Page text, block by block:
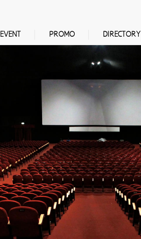
EVENT PROMO DIRECTORY